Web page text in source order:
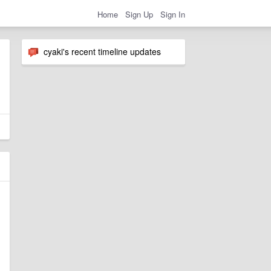
Home Sign Up Sign In
cyaki's recent timeline updates